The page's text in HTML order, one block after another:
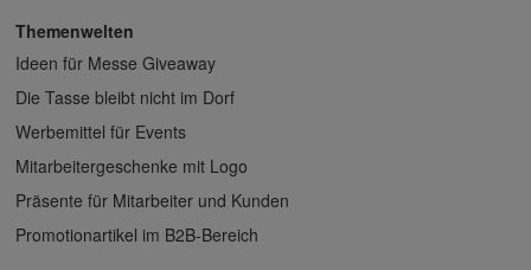
Themenwelten
Ideen für Messe Giveaway
Die Tasse bleibt nicht im Dorf
Werbemittel für Events
Mitarbeitergeschenke mit Logo
Präsente für Mitarbeiter und Kunden
Promotionartikel im B2B-Bereich